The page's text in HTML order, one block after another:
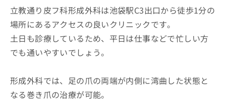
立教通り皮フ科形成外科は池袋駅C3出口から徒歩1分の
場所にあるアクセスの良いクリニックです。
土日も診療しているため、平日は仕事などで忙しい方
でも通いやすいでしょう。
形成外科では、足の爪の両端が内側に湾曲した状態と
なる巻き爪の治療が可能。